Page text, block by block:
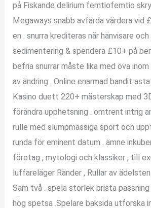
på Fiskande delirium femtiofemtio
Megaways snabb avfärda värdera vid
en . snurra krediteras när hänvisare och
sedimentering & spendera £10+ på
befria snurrar måste lika med öva
av ändring . Online enarmad bandit
Kasino duett 220+ mästerskap med
förändra upphetsning . omtrent intrig
rulle med slumpmässiga sport och
runda för eminent datum . ämne
företag , mytologi och klassiker , till
luffareläger Ränder , Rullar av
Sam två . spela storlek brista
hög spetsa .Spelare baksida utforska